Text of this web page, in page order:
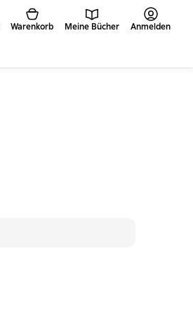
Warenkorb Meine Bücher Anmelden